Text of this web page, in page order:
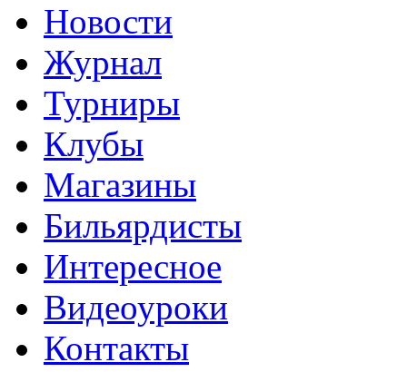
Новости
Журнал
Турниры
Клубы
Магазины
Бильярдисты
Интересное
Видеоуроки
Контакты